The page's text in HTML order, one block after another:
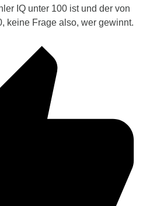
IQ unter 100 ist und der von
keine Frage also, wer gewinnt.